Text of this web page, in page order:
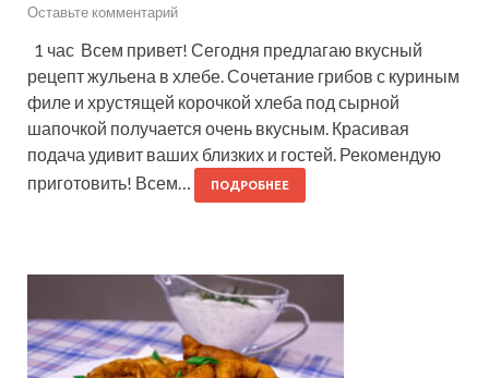
Оставьте комментарий
1 час Всем привет! Сегодня предлагаю вкусный
рецепт жульена в хлебе. Сочетание грибов с куриным
филе и хрустящей корочкой хлеба под сырной
шапочкой получается очень вкусным. Красивая
подача удивит ваших близких и гостей. Рекомендую
приготовить! Всем…
ПОДРОБНЕЕ